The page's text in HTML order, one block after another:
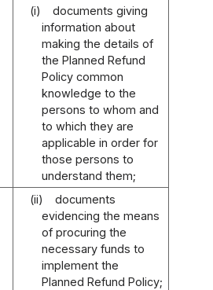
(i)
documents giving
information about
making the details of
the Planned Refund
Policy common
knowledge to the
persons to whom and
to which they are
applicable in order for
those persons to
understand them;
(ii)
documents
evidencing the means
of procuring the
necessary funds to
implement the
Planned Refund Policy;